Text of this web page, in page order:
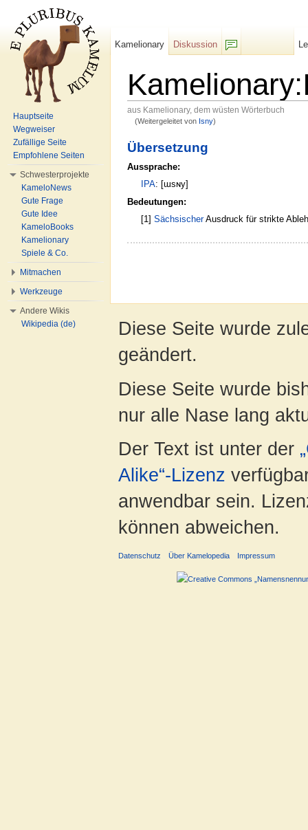
aus Kamelionary, dem wüsten Wörterbuch
(Weitergeleitet von Isny)
Übersetzung
Aussprache:
IPA: [ɯsɴy]
Bedeutungen:
[1]SächsischerAusdruck für strikte
Kamelionary
Diskussion
Hauptseite
Wegweiser
Zufällige Seite
Empfohlene Seiten
Schwesterprojekte
KameloNews
Gute Frage
Gute Idee
KameloBooks
Kamelionary
Spiele & Co.
Mitmachen
Werkzeuge
Andere Wikis
Wikipedia (de)
Diese Seite wurde
geändert.
Diese Seite wurde
nur alle Nase lang
Der Text ist unter der
Alike“-Lizenz
anwendbar sein.
können abweichen.
Datenschutz Über Kamelopedia Impressum